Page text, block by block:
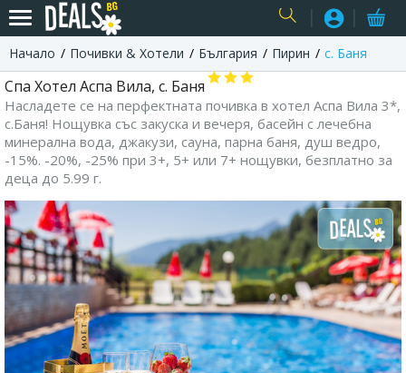
USER
Начало Почивки & Хотели България Пирин с. Баня
Спа Хотел Аспа Вила, с. Баня
Насладете се на перфектната почивка в хотел Аспа Вила 3*,
с.Баня! Нощувка със закуска и вечеря, басейн с лечебна
минерална вода, джакузи, сауна, парна баня, душ ведро,
-15%. -20%, -25% при 3+, 5+ или 7+ нощувки, безплатно за
деца до 5.99 г.